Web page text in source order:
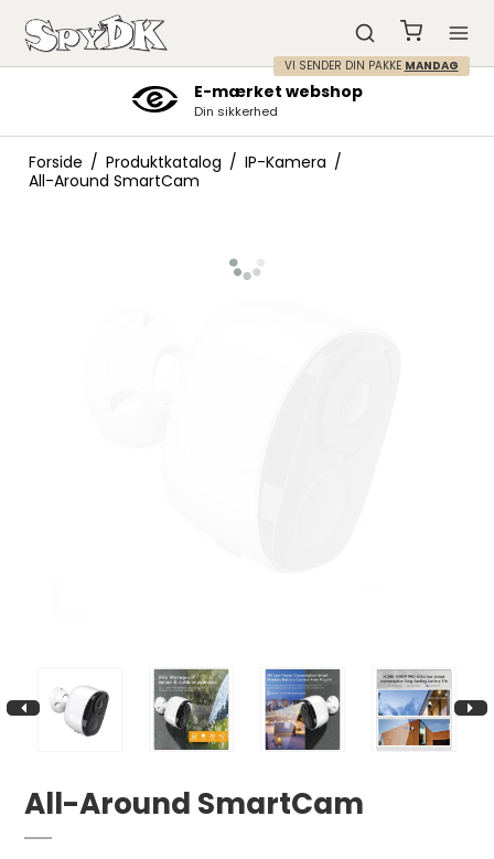
VI SENDER DIN PAKKE MANDAG
Kundeservice mellem 7-23
Tlf. 60 60 68 66
Forside / Produktkatalog / IP-Kamera /
All-Around SmartCam
All-Around SmartCam